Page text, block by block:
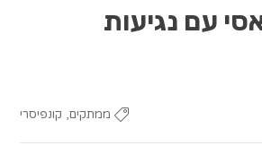
עם נגיעות
ממתקים, קונפיסרי